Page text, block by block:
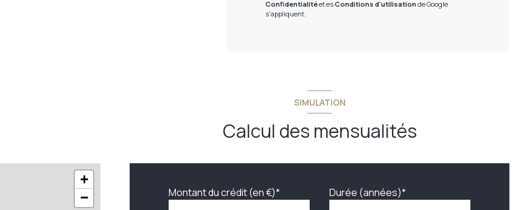
Confidentialitéet esConditions d'utilisationde Google
s'appliquent.
+
−
SIMULATION
Calcul des mensualités
Montant du crédit (en €)* Durée (années)*